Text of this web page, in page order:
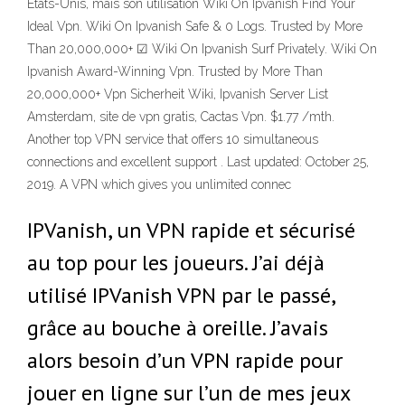
États-Unis, mais son utilisation Wiki On Ipvanish Find Your
Ideal Vpn. Wiki On Ipvanish Safe & 0 Logs. Trusted by More
Than 20,000,000+ ☑ Wiki On Ipvanish Surf Privately. Wiki On
Ipvanish Award-Winning Vpn‎. Trusted by More Than
20,000,000+ Vpn Sicherheit Wiki, Ipvanish Server List
Amsterdam, site de vpn gratis, Cactas Vpn. $1.77 /mth.
Another top VPN service that offers 10 simultaneous
connections and excellent support . Last updated: October 25,
2019. A VPN which gives you unlimited connec
IPVanish, un VPN rapide et sécurisé
au top pour les joueurs. J’ai déjà
utilisé IPVanish VPN par le passé,
grâce au bouche à oreille. J’avais
alors besoin d’un VPN rapide pour
jouer en ligne sur l’un de mes jeux